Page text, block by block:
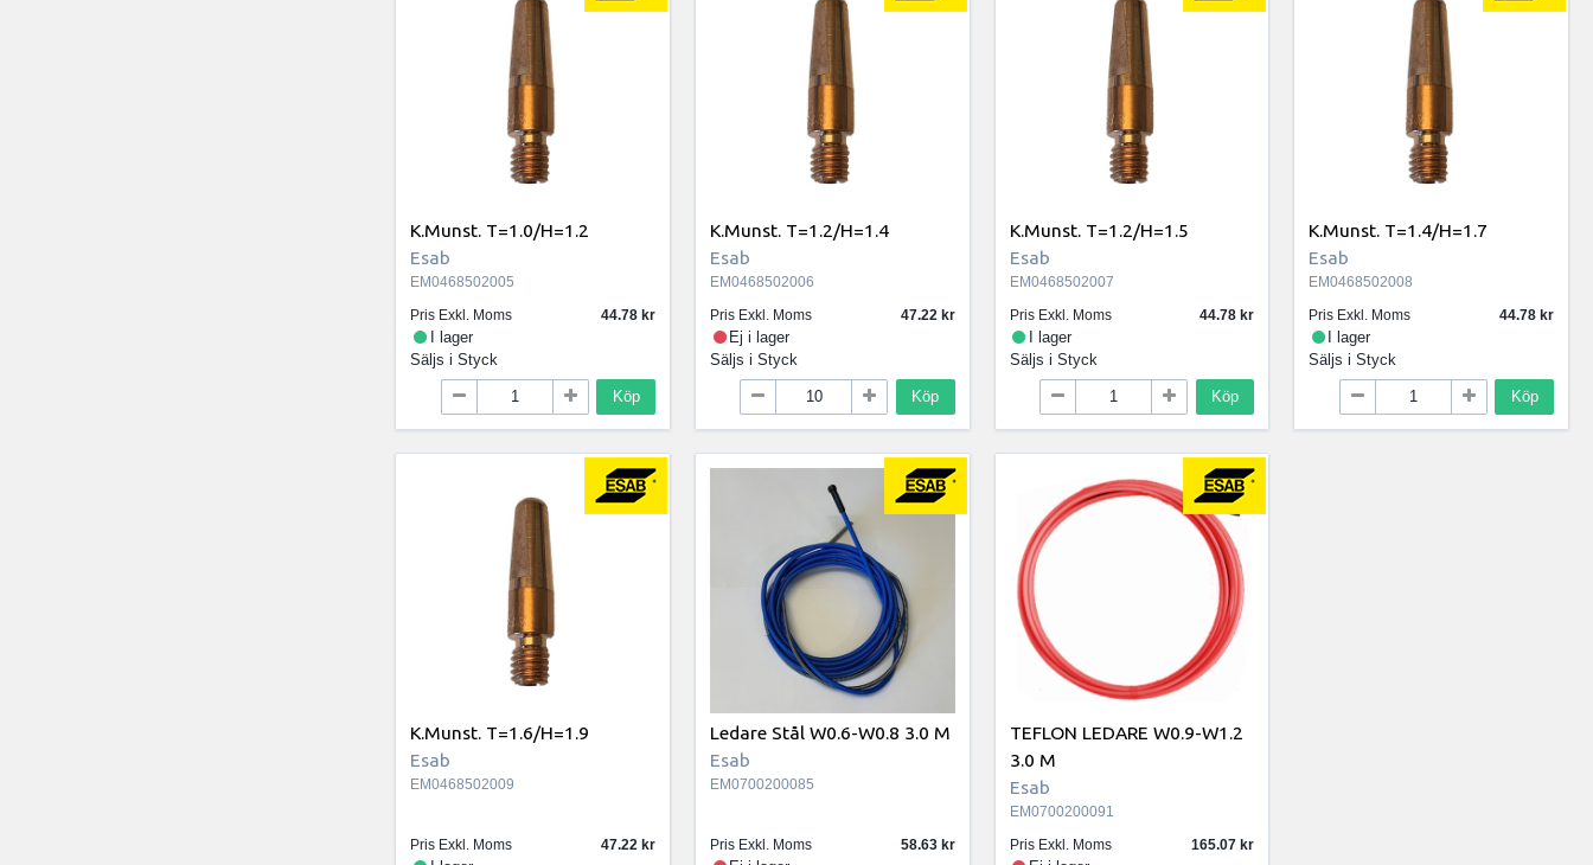
K.Munst. T=1.0/H=1.2
Esab
EM0468502005
Pris Exkl. Moms
44.78
I lager
Säljs iStyck
Köp
K.Munst. T=1.2/H=1.4
Esab
EM0468502006
Pris Exkl. Moms
47.22
Ej i lager
Säljs i Styck
Köp
K.Munst. T=1.2/H=1.5
Esab
EM0468502007
Pris Exkl. Moms
44.78
I lager
Säljs i Styck
Köp
K.Munst. T=1.4/H=1.7
Esab
EM0468502008
Pris Exkl. Moms
44.78
I lager
Säljs iStyck
Köp
K.Munst. T=1.6/H=1.9
Esab
EM0468502009
Pris Exkl. Moms 47.22
Ledare Stål W0.6-W0.8 3.0 M
Esab
EM0700200085
Pris Exkl. Moms 58.63
TEFLON LEDARE W0.9-W1.2
3.0 M
Esab
EM0700200091
Pris Exkl. Moms
165.07